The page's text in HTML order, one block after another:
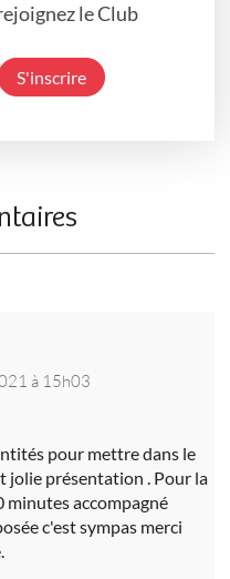
le Club
S'inscrire
à 15h03
pour mettre dans le
jolie présentation . Pour la
minutes accompagné
c'est sympas merci